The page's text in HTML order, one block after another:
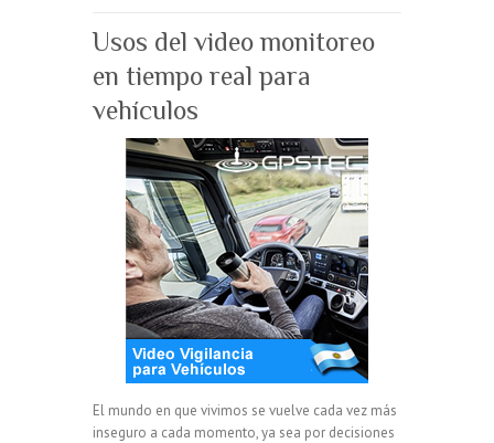
Usos del video monitoreo
en tiempo real para
vehículos
El mundo en que vivimos se vuelve cada vez más
inseguro a cada momento, ya sea por decisiones